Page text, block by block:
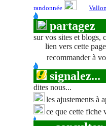
randonnée
partagez
sur vos sites et blogs,
lien vers cette
recommander à
signalez...
dites nous...
les ajustements à
ce que cette fiche